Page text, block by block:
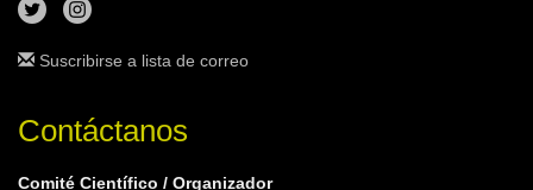
Suscribirse a lista de correo
Contáctanos
Comité Científico / Organizador